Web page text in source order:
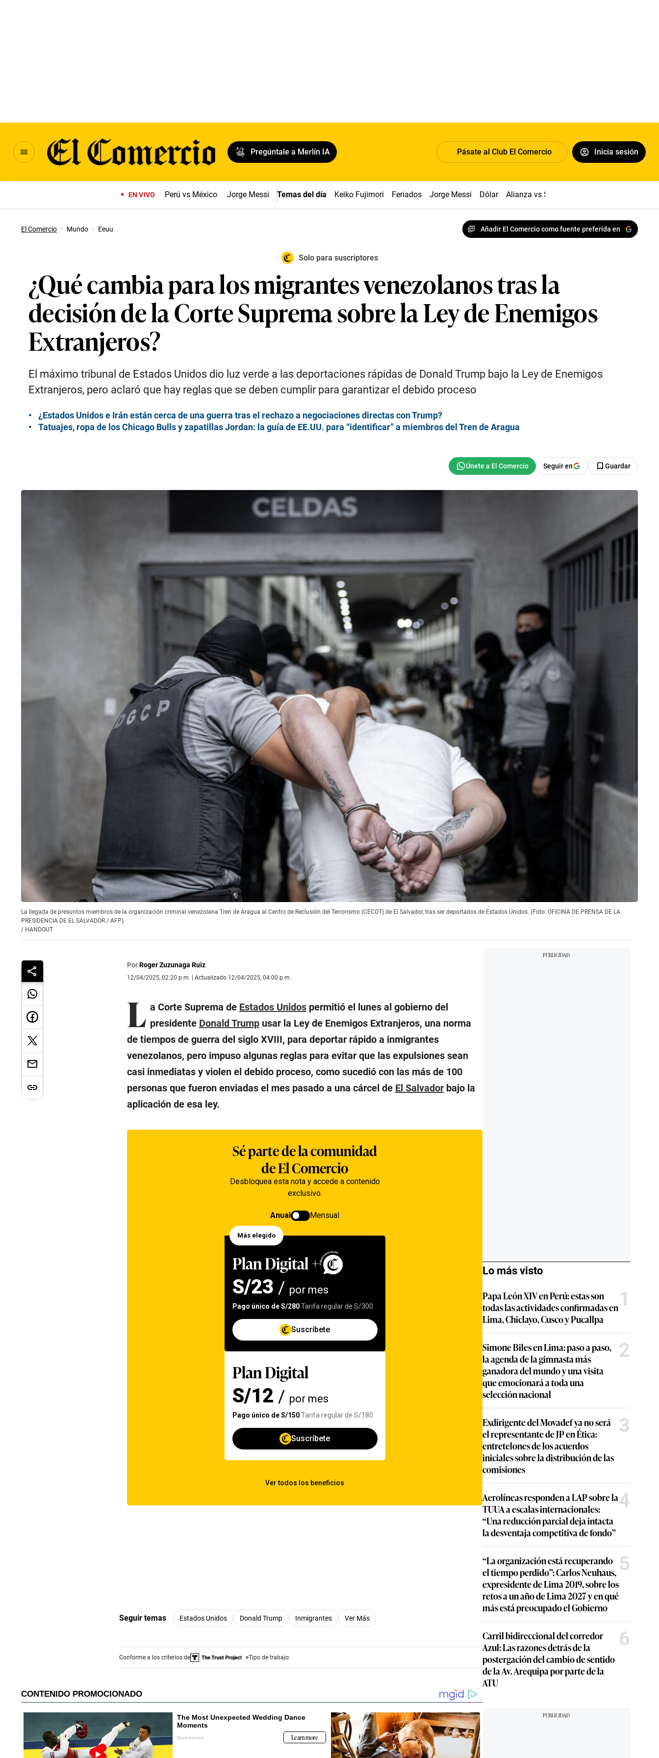
Pregúntale a Merlín IA Pásate al Club El Comercio Inicia sesión
EN VIVO Perú vs México Jorge Messi Temas del día Keiko Fujimori Feriados Jorge Messi Dólar Alianza vs Sport Boys
El Comercio · Mundo · Eeuu Añadir El Comercio como fuente preferida en
Solo para suscriptores
¿Qué cambia para los migrantes venezolanos tras la
decisión de la Corte Suprema sobre la Ley de Enemigos
Extranjeros?
El máximo tribunal de Estados Unidos dio luz verde a las deportaciones rápidas de Donald Trump bajo la Ley de Enemigos
Extranjeros, pero aclaró que hay reglas que se deben cumplir para garantizar el debido proceso
¿Estados Unidos e Irán están cerca de una guerra tras el rechazo a negociaciones directas con Trump?
Tatuajes, ropa de los Chicago Bulls y zapatillas Jordan: la guía de EE.UU. para “identificar” a miembros del Tren de Aragua
Seguir en Guardar
La llegada de presuntos miembros de la organización criminal venezolana Tren de Aragua al Centro de Reclusión del Terrorismo (CECOT) de El Salvador, tras ser deportados de Estados Unidos. (Foto: OFICINA DE PRENSA DE LA
PRESIDENCIA DE EL SALVADOR / AFP).
/ HANDOUT
PorRoger Zuzunaga Ruiz
12/04/2025, 02:20 p.m. | Actualizado 12/04/2025, 04:00 p.m.
L a Corte Suprema de Estados Unidospermitió el lunes al gobierno del
presidente Donald Trumpusar la Ley de Enemigos Extranjeros, una norma
de tiempos de guerra del siglo XVIII, para deportar rápido a inmigrantes
venezolanos, pero impuso algunas reglas para evitar que las expulsiones sean
casi inmediatas y violen el debido proceso, como sucedió con las más de 100
personas que fueron enviadas el mes pasado a una cárcel de El Salvadorbajo la
aplicación de esa ley.
Seguir temas Estados Unidos Donald Trump Inmigrantes Ver Más
Conforme a los criterios de Tipo de trabajo:
Lo más visto
Papa León XIV en Perú: estas son
todas las actividades confirmadas en
Lima, Chiclayo, Cusco y Pucallpa
1
Simone Biles en Lima: paso a paso,
la agenda de la gimnasta más
ganadora del mundo y una visita
que emocionará a toda una
selección nacional
2
Exdirigente del Movadef ya no será
el representante de JP en Ética:
entretelones de los acuerdos
iniciales sobre la distribución de las
comisiones
3
Aerolíneas responden a LAP sobre la
TUUA a escalas internacionales:
“Una reducción parcial deja intacta
la desventaja competitiva de fondo”
4
“La organización está recuperando
el tiempo perdido”: Carlos Neuhaus,
expresidente de Lima 2019, sobre los
retos a un año de Lima 2027 y en qué
más está preocupado el Gobierno
5
Carril bidireccional del corredor
Azul: Las razones detrás de la
postergación del cambio de sentido
de la Av. Arequipa por parte de la
ATU
6